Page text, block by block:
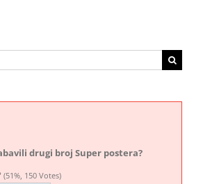
drugi broj Super postera?
(51%, 150 Votes)